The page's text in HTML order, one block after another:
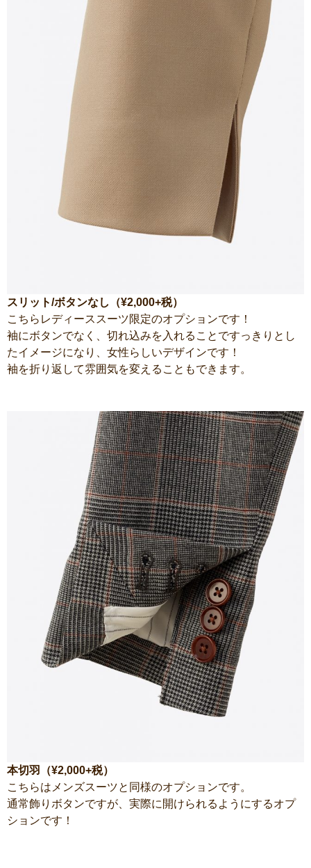
スリット/ボタンなし（¥2,000+税）
こちらレディーススーツ限定のオプションです！
袖にボタンでなく、切れ込みを入れることですっきりとし
たイメージになり、女性らしいデザインです！
袖を折り返して雰囲気を変えることもできます。
本切羽（¥2,000+税）
こちらはメンズスーツと同様のオプションです。
通常飾りボタンですが、実際に開けられるようにするオプ
ションです！